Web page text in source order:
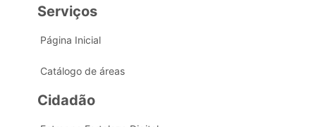
Serviços
Página Inicial
Catálogo de áreas
Cidadão